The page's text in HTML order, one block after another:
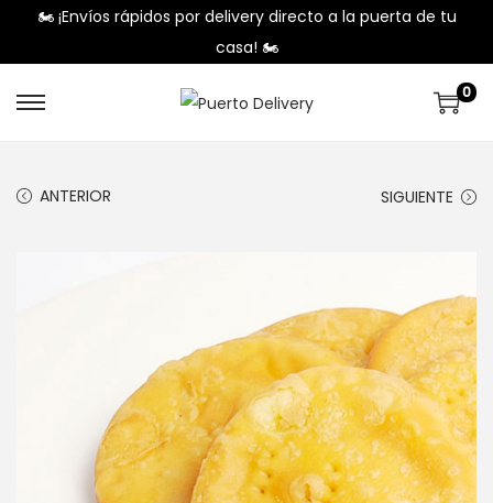
🏍️ ¡Envíos rápidos por delivery directo a la puerta de tu
casa! 🏍️
0
ANTERIOR SIGUIENTE